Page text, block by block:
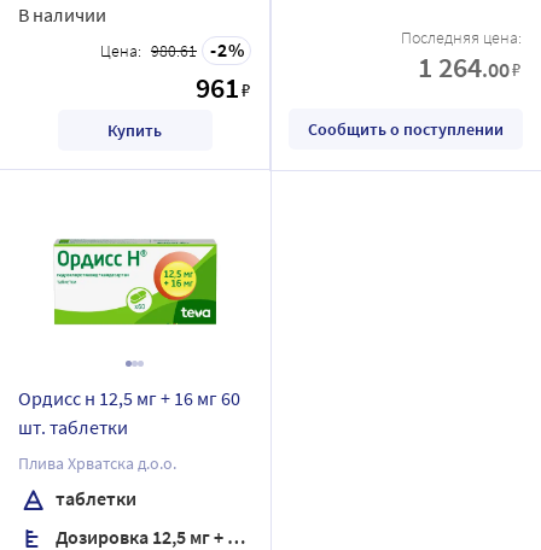
В наличии
Цена: 980.61 2
961₽
Купить
Последняя цена:
1 264.00₽
Сообщить о поступлении
Ордисс н 12,5 мг + 16 мг 60
шт. таблетки
Плива Хрватска д.о.о.
таблетки
Дозировка 12,5 мг + 16 мг